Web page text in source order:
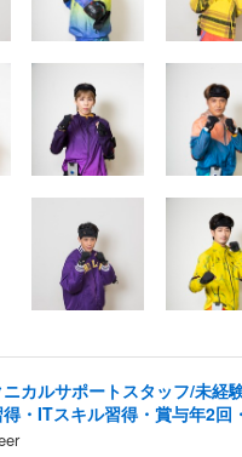
カルサポートスタッフ/未経
・ITスキル習得・賞与年2回